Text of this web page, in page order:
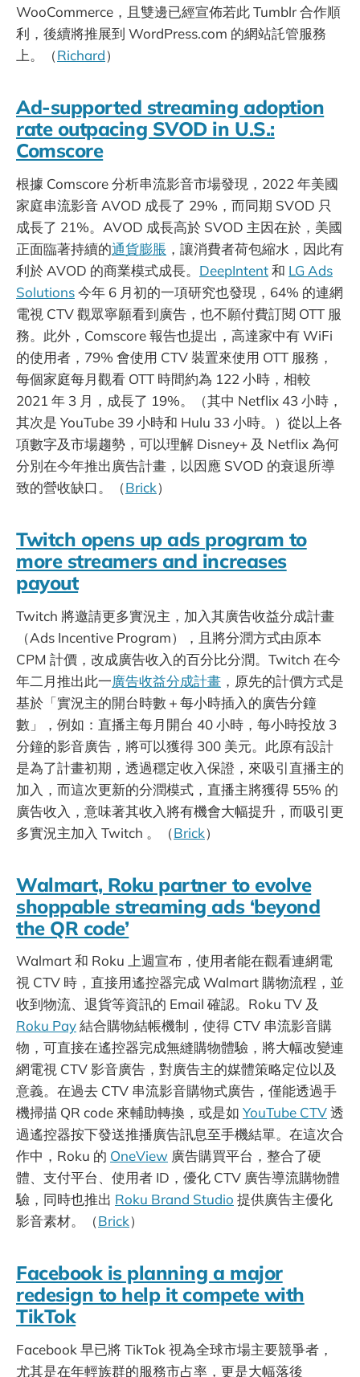
WooCommerce，且雙邊已經宣佈若此 Tumblr 合作順
利，後續將推展到 WordPress.com 的網站託管服務
上。（Richard）
Ad-supported streaming adoption
rate outpacing SVOD in U.S.:
Comscore
根據 Comscore 分析串流影音市場發現，2022 年美國
家庭串流影音 AVOD 成長了 29%，而同期 SVOD 只
成長了 21%。AVOD 成長高於 SVOD 主因在於，美國
正面臨著持續的通貨膨脹 ，讓消費者荷包縮水，因此有
利於 AVOD 的商業模式成長。 DeepIntent和 LG Ads
Solutions今年 6 月初的一項研究也發現，64% 的連網
電視 CTV 觀眾寧願看到廣告，也不願付費訂閱 OTT 服
務。此外，Comscore 報告也提出，高達家中有 WiFi
的使用者，79% 會使用 CTV 裝置來使用 OTT 服務，
每個家庭每月觀看 OTT 時間約為 122 小時，相較
2021 年 3 月，成長了 19%。（其中 Netflix 43 小時，
其次是 YouTube 39 小時和 Hulu 33 小時。）從以上各
項數字及市場趨勢，可以理解 Disney+ 及 Netflix 為何
分別在今年推出廣告計畫，以因應 SVOD 的衰退所導
致的營收缺口。（Brick）
Twitch opens up ads program to
more streamers and increases
payout
Twitch 將邀請更多實況主，加入其廣告收益分成計畫
（Ads Incentive Program），且將分潤方式由原本
CPM 計價，改成廣告收入的百分比分潤。Twitch 在今
年二月推出此一廣告收益分成計畫 ，原先的計價方式是
基於「實況主的開台時數＋每小時插入的廣告分鐘
數」，例如：直播主每月開台 40 小時，每小時投放 3
分鐘的影音廣告，將可以獲得 300 美元。此原有設計
是為了計畫初期，透過穩定收入保證，來吸引直播主的
加入，而這次更新的分潤模式，直播主將獲得 55% 的
廣告收入，意味著其收入將有機會大幅提升，而吸引更
多實況主加入 Twitch 。（Brick）
Walmart, Roku partner to evolve
shoppable streaming ads ‘beyond
the QR code’
Walmart 和 Roku 上週宣布，使用者能在觀看連網電
視 CTV 時，直接用遙控器完成 Walmart 購物流程，並
收到物流、退貨等資訊的 Email 確認。Roku TV 及
Roku Pay結合購物結帳機制，使得 CTV 串流影音購
物，可直接在遙控器完成無縫購物體驗，將大幅改變連
網電視 CTV 影音廣告，對廣告主的媒體策略定位以及
意義。在過去 CTV 串流影音購物式廣告，僅能透過手
機掃描 QR code 來輔助轉換，或是如 YouTube CTV透
過遙控器按下發送推播廣告訊息至手機結單。在這次合
作中，Roku 的 OneView 廣告購買平台，整合了硬
體、支付平台、使用者 ID，優化 CTV 廣告導流購物體
驗，同時也推出 Roku Brand Studio 提供廣告主優化
影音素材。（Brick）
Facebook is planning a major
redesign to help it compete with
TikTok
Facebook 早已將 TikTok 視為全球市場主要競爭者，
尤其是在年輕族群的服務市占率，更是大幅落後